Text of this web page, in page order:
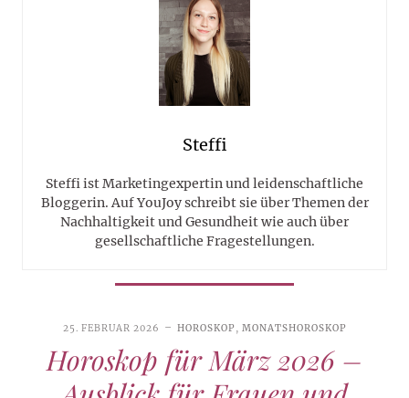
Steffi
Steffi ist Marketingexpertin und leidenschaftliche
Bloggerin. Auf YouJoy schreibt sie über Themen der
Nachhaltigkeit und Gesundheit wie auch über
gesellschaftliche Fragestellungen.
25. FEBRUAR 2026 HOROSKOP, MONATSHOROSKOP
Horoskop für März 2026 –